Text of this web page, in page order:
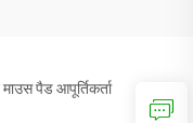
पैड आपूर्तिकर्ता